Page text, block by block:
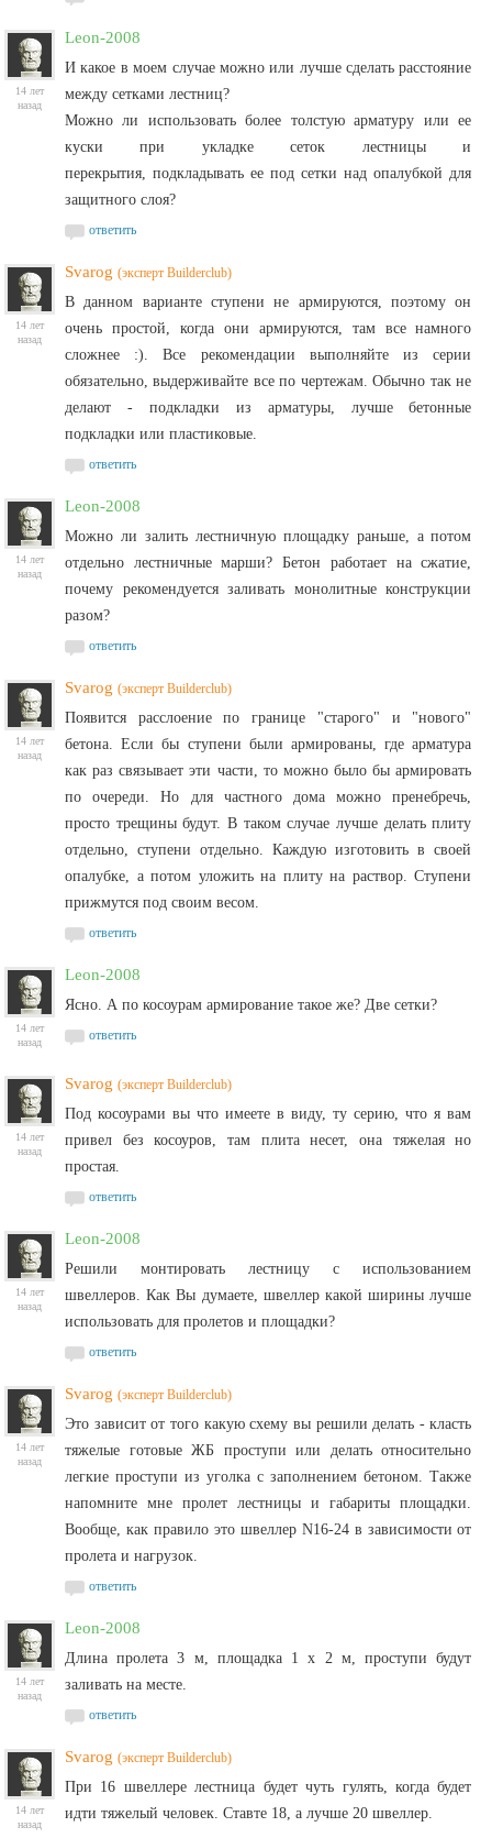
14 лет
назад
Leon-2008
И какое в моем случае можно или лучше сделать расстояние
между сетками лестниц?
Можно ли использовать более толстую арматуру или ее
куски при укладке сеток лестницы и
перекрытия, подкладывать ее под сетки над опалубкой для
защитного слоя?
ответить
14 лет
назад
Svarog (эксперт Builderclub)
В данном варианте ступени не армируются, поэтому он
очень простой, когда они армируются, там все намного
сложнее :). Все рекомендации выполняйте из серии
обязательно, выдерживайте все по чертежам. Обычно так не
делают - подкладки из арматуры, лучше бетонные
подкладки или пластиковые.
ответить
14 лет
назад
Leon-2008
Можно ли залить лестничную площадку раньше, а потом
отдельно лестничные марши? Бетон работает на сжатие,
почему рекомендуется заливать монолитные конструкции
разом?
ответить
14 лет
назад
Svarog (эксперт Builderclub)
Появится расслоение по границе "старого" и "нового"
бетона. Если бы ступени были армированы, где арматура
как раз связывает эти части, то можно было бы армировать
по очереди. Но для частного дома можно пренебречь,
просто трещины будут. В таком случае лучше делать плиту
отдельно, ступени отдельно. Каждую изготовить в своей
опалубке, а потом уложить на плиту на раствор. Ступени
прижмутся под своим весом.
ответить
14 лет
назад
Leon-2008
Ясно. А по косоурам армирование такое же? Две сетки?
ответить
14 лет
назад
Svarog (эксперт Builderclub)
Под косоурами вы что имеете в виду, ту серию, что я вам
привел без косоуров, там плита несет, она тяжелая но
простая.
ответить
14 лет
назад
Leon-2008
Решили монтировать лестницу с использованием
швеллеров. Как Вы думаете, швеллер какой ширины лучше
использовать для пролетов и площадки?
ответить
14 лет
назад
Svarog (эксперт Builderclub)
Это зависит от того какую схему вы решили делать - класть
тяжелые готовые ЖБ проступи или делать относительно
легкие проступи из уголка с заполнением бетоном. Также
напомните мне пролет лестницы и габариты площадки.
Вообще, как правило это швеллер N16-24 в зависимости от
пролета и нагрузок.
ответить
14 лет
назад
Leon-2008
Длина пролета 3 м, площадка 1 х 2 м, проступи будут
заливать на месте.
ответить
14 лет
назад
Svarog (эксперт Builderclub)
При 16 швеллере лестница будет чуть гулять, когда будет
идти тяжелый человек. Ставте 18, а лучше 20 швеллер.